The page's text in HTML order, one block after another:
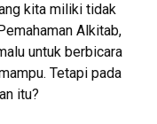
kita miliki tidak
Alkitab,
untuk berbicara
Tetapi pada
itu?